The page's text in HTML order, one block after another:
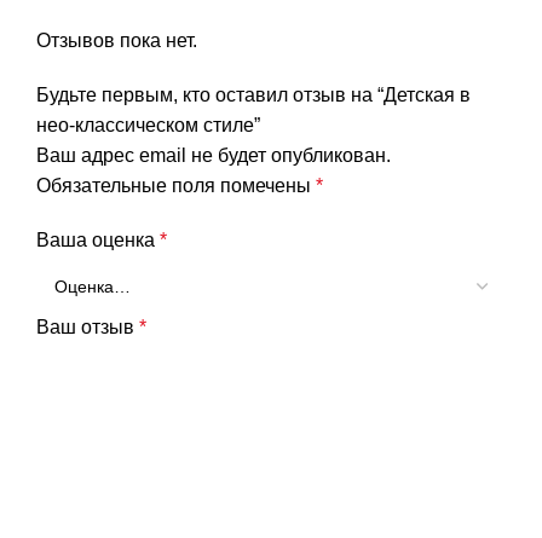
Отзывов пока нет.
Будьте первым, кто оставил отзыв на “Детская в
нео-классическом стиле”
Ваш адрес email не будет опубликован.
Обязательные поля помечены *
Ваша оценка *
Ваш отзыв *